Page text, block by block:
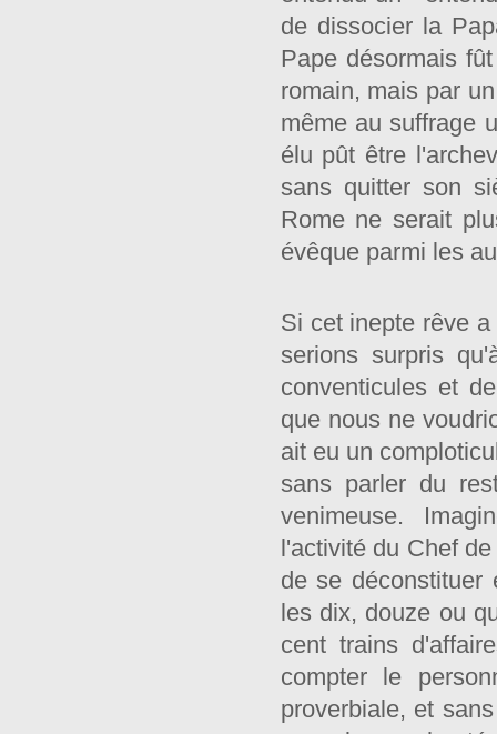
de dissocier la
Pape désormais
romain, mais par
même au suffrage
élu pût être
sans quitter son
Rome ne serait
évêque parmi les
Si cet inepte rêve
serions surpris
conventicules et
que nous ne
ait eu un
sans parler du
venimeuse.
l'activité du Chef
de se déconstituer
les dix, douze ou
cent trains
compter le
proverbiale, et